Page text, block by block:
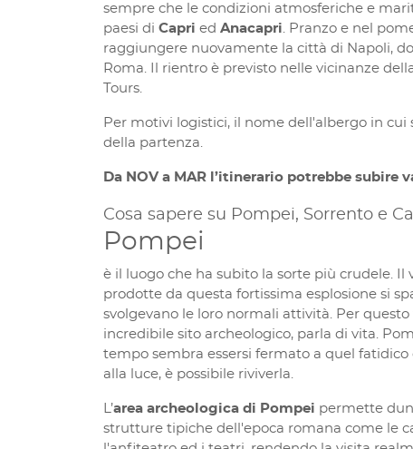
sempre che le condizioni atmosferiche e
paesi di Capri ed Anacapri . Pranzo e nel
raggiungere nuovamente la città di Napoli,
Roma. Il rientro è previsto nelle vicinanze
Tours.
Per motivi logistici, il nome dell'albergo in
della partenza.
Da NOV a MAR l’itinerario potrebbe subire
Cosa sapere su Pompei, Sorrento e
Pompei
è il luogo che ha subito la sorte più crudele. Il
prodotte da questa fortissima esplosione si
svolgevano le loro normali attività. Per
incredibile sito archeologico, parla di vita.
tempo sembra essersi fermato a quel
alla luce, è possibile riviverla.
L’area archeologica di Pompei permette
strutture tipiche dell'epoca romana come le